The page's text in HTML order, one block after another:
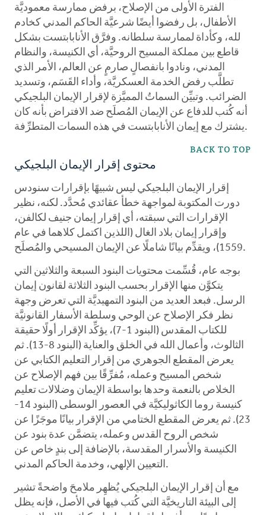
الفترة الأولى من الإصلاح، برفض ممارسة معموديَّة
الأطفال، بل رفضوا أيضًا شرعيَّة الحاكم المدني كخادم
لله، وكأداة لممارسة سلطانه. وفرَّق الأنابابتست بشكل
قاطع بين مملكة المسيح الروحيَّة، أي الكنيسة، والنظام
المدني، ونادوا بانفصالٍ صارمٍ عن العالم، الأمر الذي
تطلَّب رفض الخدمة العسكريَّة، وأداء القَسَم، وتسديد
الضرائب. وتبيِّن السماتُ المميَّزة لإقرار الإيمان البلجيكي
أنه كُتب للدفاع عن الإيمان المُصلَح ضد الافتراض بأنه كان
يشترك مع إيمان الأنابابتست في هذه السمات المتطرِّفة.
BACK TO TOP
محتوى إقرار الإيمان البلجيكي
إقرار الإيمان البلجيكي ليس شبيهًا بإقرارات سنودس
دورت المكتوبة لمواجهة خطأ عقائدي مُحدَّد. لكنه، نظير
الإقرارات التي سبقته، أي إقرار إيمان جنيف لكالفن،
وإقرار إيمان بلاد الغال (اللذين اكتمل كلاهما في عام
1559)، ويقدِّم بيانًا شاملًا عن الإيمان المسيحي والمُصلَح.
بوجه عام، قُسِّمت محتويات البنود السبعة والثلاثين التي
يتكوَّن منها الإقرار بحسب البنود الثلاثة لقانون إيمان
الرسل. فبعد العديد من البنود التمهيديَّة التي تعرض وجهة
نظر فكر الإصلاح عن الوحي وسلطة الأسفار القانونيَّة
للكتاب المقدس (البنود 1-7)، يؤكِّد الإقرار أولًا حقيقة
الثالوث، وأعمال الله في الخلق والعناية (البنود 8-13). ثم
يعرض المقطع الجوهري من إقرار التعليم الكتابي عن
شخص المسيح وعمله، مُفرِّقًا بين فهم الإصلاح عن
الخلاص بالنعمة وحدها بواسطة الإيمان وضلالات تعليم
كنيسة روما الكاثوليكيَّة في العصور الوسطى (البنود 14-
23). ثم يعرض المقطع الختامي من الإقرار بيانًا موجَزًا عن
شخص الروح القدس وعمله، يتضمَّن عدة بنود عن
الكنيسة والأسرار المقدسة، بالإضافة إلى بندٍ خاص عن
التعيين الإلهي، وخدمة الحاكم المدني.
مع أن إقرار الإيمان البلجيكي يُظهِر ملامحَ واضحةً تشير
إلى البيئة التاريخيَّة التي كُتب فيها في الأصل، فإنه يظل